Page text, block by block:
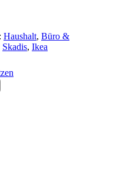
Haushalt, Büro &
Skadis, Ikea